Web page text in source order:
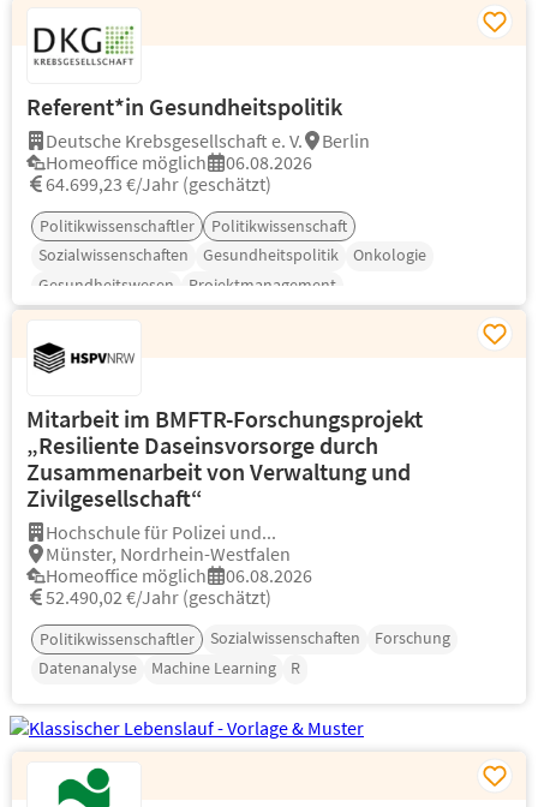
Referent*in Gesundheitspolitik
Deutsche Krebsgesellschaft e. V.
Berlin
Homeoffice möglich
06.08.2026
64.699,23 €/Jahr (geschätzt)
Politikwissenschaftler
Politikwissenschaft
Sozialwissenschaften
Gesundheitspolitik
Onkologie
Gesundheitswesen
Projektmanagement
Mitarbeit im BMFTR-Forschungsprojekt
„Resiliente Daseinsvorsorge durch
Zusammenarbeit von Verwaltung und
Zivilgesellschaft“
Hochschule für Polizei und...
Münster, Nordrhein-Westfalen
Homeoffice möglich
06.08.2026
52.490,02 €/Jahr (geschätzt)
Politikwissenschaftler Sozialwissenschaften
Forschung
Datenanalyse
Machine Learning R